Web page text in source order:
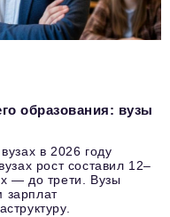
образования: вузы
в 2026 году
рост составил 12–
— до трети. Вузы
зарплат